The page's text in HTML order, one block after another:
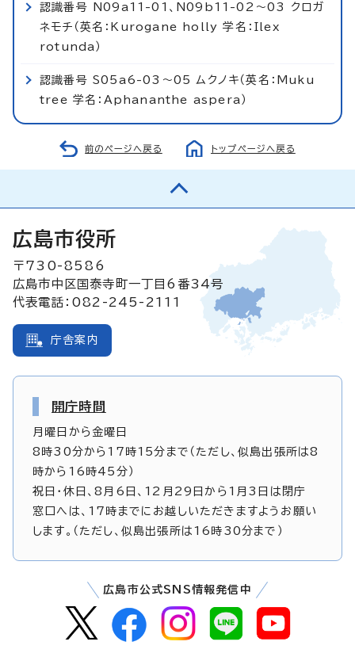
認識番号 N09a11-01、N09b11-02～03 クロガ
ネモチ（英名：Kurogane holly 学名：Ilex
rotunda）
認識番号 S05a6-03～05 ムクノキ（英名：Muku
tree 学名：Aphananthe aspera）
前のページへ戻る トップページへ戻る
広島市役所
〒730-8586
広島市中区国泰寺町一丁目6番34号
代表電話：082-245-2111
庁舎案内
開庁時間
月曜日から金曜日
8時30分から17時15分まで（ただし、似島出張所は8
時から16時45分）
祝日・休日、8月6日、12月29日から1月3日は閉庁
窓口へは、17時までにお越しいただきますようお願い
します。（ただし、似島出張所は16時30分まで）
広島市公式SNS情報発信中